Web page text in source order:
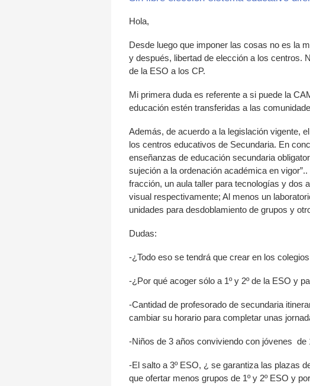
Hola,
Desde luego que imponer las cosas no es la
y después, libertad de elección a los centros.
de la ESO a los CP.
Mi primera duda es referente a si puede la
educación estén transferidas a las
Además, de acuerdo a la legislación vigente,
los centros educativos de Secundaria. En
enseñanzas de educación secundaria
sujeción a la ordenación académica en vigor”..
fracción, un aula taller para tecnologías y dos
visual respectivamente; Al menos un
unidades para desdoblamiento de grupos y
Dudas:
-¿Todo eso se tendrá que crear en los
-¿Por qué acoger sólo a 1º y 2º de la ESO y
-Cantidad de profesorado de secundaria
cambiar su horario para completar unas
-Niños de 3 años conviviendo con jóvenes de
-El salto a 3º ESO, ¿ se garantiza las plazas
que ofertar menos grupos de 1º y 2º ESO y